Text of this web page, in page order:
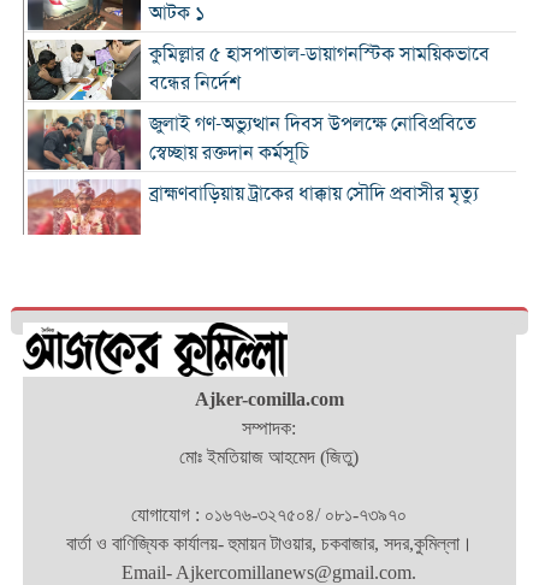
আটক ১
কুমিল্লার ৫ হাসপাতাল-ডায়াগনস্টিক সাময়িকভাবে
বন্ধের নির্দেশ
জুলাই গণ-অভ্যুত্থান দিবস উপলক্ষে নোবিপ্রবিতে
স্বেচ্ছায় রক্তদান কর্মসূচি
ব্রাহ্মণবাড়িয়ায় ট্রাকের ধাক্কায় সৌদি প্রবাসীর মৃত্যু
দাউদকান্দিতে পুলিশের অভিযানে গ্রেপ্তার ৩
কুমিল্লায় বিপুল মাদক ধ্বংস, দুই মাসে ২৫টি
পুশইনের চেষ্টা প্রতিহত করেছে বিজিবি
১১ প্রতিষ্ঠানে নেতৃত্ব বদল, প্রশাসন সংস্কারের বার্তা
মার্শাল আর্ট ক্লাব কাপ প্রতিযোগিতায় কুমিল্লা হাই স্কুল
শিক্ষার্থীদের স্বর্ণপদক অর্জন
Ajker-comilla.com
সম্পাদক:
মোঃ ইমতিয়াজ আহমেদ (জিতু)
যোগাযোগ : ০১৬৭৬-৩২৭৫০৪/ ০৮১-৭৩৯৭০
বার্তা ও বাণিজ্যিক কার্যালয়- হুমায়ন টাওয়ার, চকবাজার, সদর,কুমিল্লা।
Email- Ajkercomillanews@gmail.com.